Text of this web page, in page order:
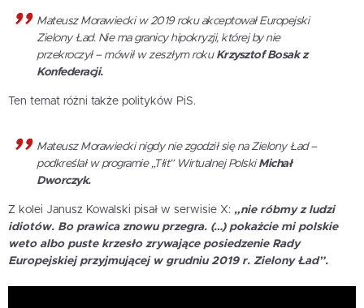
Mateusz Morawiecki w 2019 roku akceptował Europejski
Zielony Ład. Nie ma granicy hipokryzji, której by nie
przekroczył – mówił w zeszłym roku Krzysztof Bosak z
Konfederacji.
Ten temat różni także polityków PiS.
Mateusz Morawiecki nigdy nie zgodził się na Zielony Ład –
podkreślał w programie „Tłit” Wirtualnej PolskiMichał
Dworczyk.
Z kolei Janusz Kowalski pisał w serwisie X: „nie róbmy z ludzi
idiotów. Bo prawica znowu przegra. (…) pokażcie mi polskie
weto albo puste krzesło zrywające posiedzenie Rady
Europejskiej przyjmującej w grudniu 2019 r. Zielony Ład”.